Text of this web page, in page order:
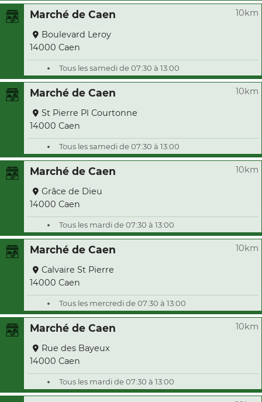
Marché de Caen 10km
Boulevard Leroy
14000 Caen
Tous les samedi de 07:30 à 13:00
Marché de Caen 10km
St Pierre Pl Courtonne
14000 Caen
Tous les samedi de 07:30 à 13:00
Marché de Caen 10km
Grâce de Dieu
14000 Caen
Tous les mardi de 07:30 à 13:00
Marché de Caen 10km
Calvaire St Pierre
14000 Caen
Tous les mercredi de 07:30 à 13:00
Marché de Caen 10km
Rue des Bayeux
14000 Caen
Tous les mardi de 07:30 à 13:00